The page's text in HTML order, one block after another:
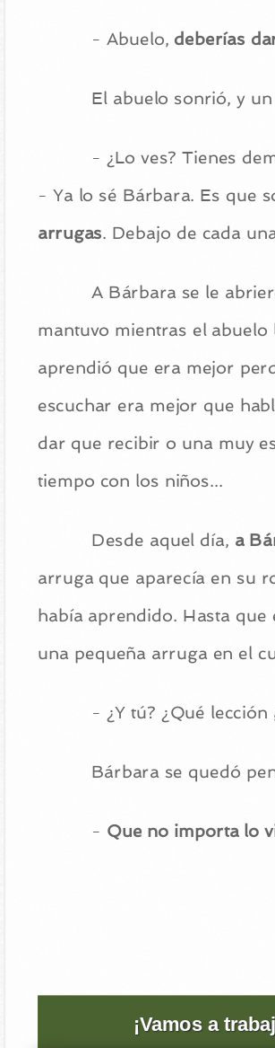
- Abuelo, deberías
El abuelo sonrió, y
- ¿Lo ves? Tienes
- Ya lo sé Bárbara. Es que
arrugas. Debajo de cada
A Bárbara se le
mantuvo mientras el
aprendió que era mejor
escuchar era mejor que
dar que recibir o una muy
tiempo con los niños...
Desde aquel día, a
arruga que aparecía en su
había aprendido. Hasta
una pequeña arruga en el
- ¿Y tú? ¿Qué lección
Bárbara se quedó
- Que no importa lo
¡Vamos a